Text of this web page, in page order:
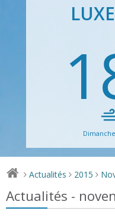
> Actualités > 2015 >
Actualités -